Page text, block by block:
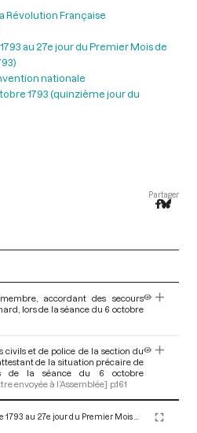
Révolution Française
au 27e jour du Premier Mois de
nationale
1793 (quinzième jour du
Partager
accordant des secours
lors de la séance du 6 octobre
civils et de police de la section du
de la situation précaire de
de la séance du 6 octobre
envoyée à l’Assemblée] p.161